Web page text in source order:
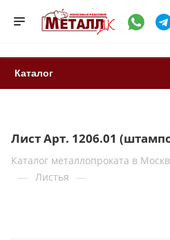
Каталог
Лист Арт. 1206.01
Каталог металлопроката в
— Листья —